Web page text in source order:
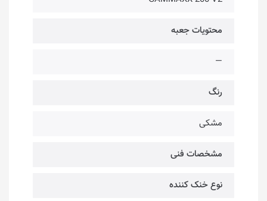
محتویات جعبه
—
رنگ
مشکی
مشخصات فنی
نوع خنک کننده